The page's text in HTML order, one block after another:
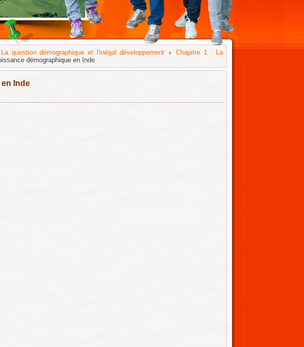
question démographique et l'inégal développement
Chapitre 1 : La
démographique en Inde
Inde